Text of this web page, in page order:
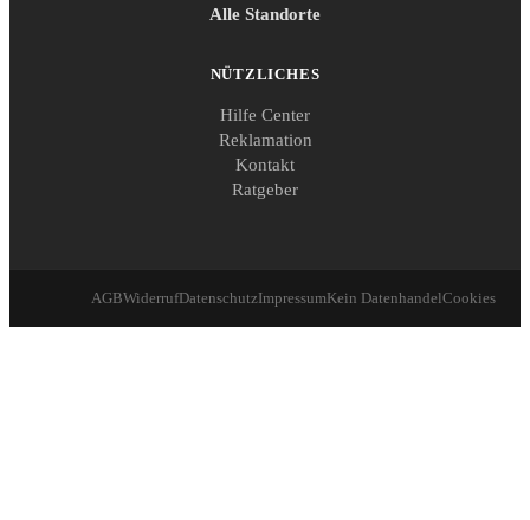
Alle Standorte
NÜTZLICHES
Hilfe Center
Reklamation
Kontakt
Ratgeber
AGBWiderrufDatenschutzImpressumKein DatenhandelCookies